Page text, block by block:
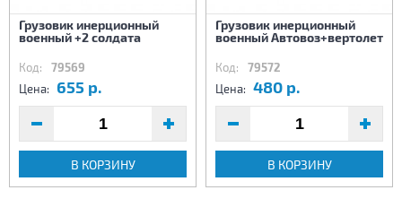
Грузовик инерционный
военный +2 солдата
Код: 79569
Цена: 655 р.
В КОРЗИНУ
Грузовик инерционный
военный Автовоз+вертолет
Код: 79572
Цена: 480 р.
В КОРЗИНУ